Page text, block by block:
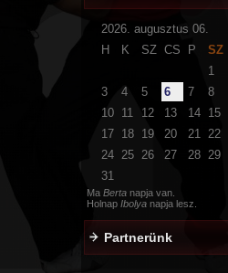
2026. augusztus 06.
H
K SZ CS P SZ
1
3
4 5 6 7 8
10 11 12 13 14 15
17 18 19 20 21 22
24 25 26 27 28 29
31
Ma Berta napja van.
Holnap Ibolya napja lesz.
Partnerünk